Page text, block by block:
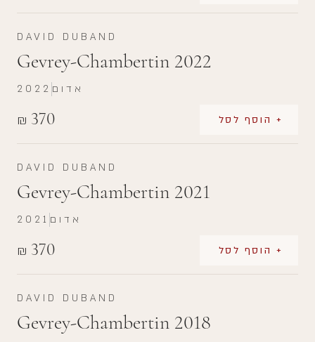
DAVID DUBAND
Gevrey-Chambertin 2022
₪ 370 + הוסף לסל
2022 אדום
DAVID DUBAND
Gevrey-Chambertin 2021
₪ 370 + הוסף לסל
2021 אדום
DAVID DUBAND
Gevrey-Chambertin 2018